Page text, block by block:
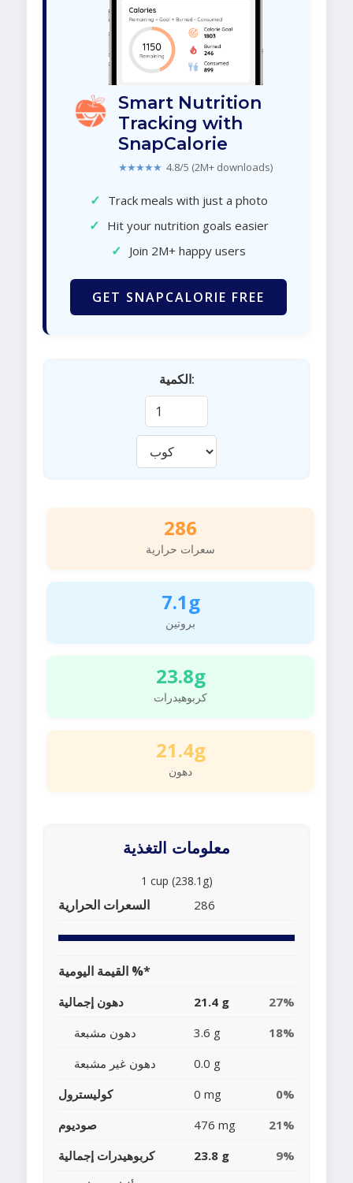
Smart Nutrition
Tracking with
SnapCalorie
★★★★★ 4.8/5 (2M+ downloads)
✓ Track meals with just a photo
✓ Hit your nutrition goals easier
✓ Join 2M+ happy users
GET SNAPCALORIE FREE
الكمية:
286
سعرات حرارية
7.1g
بروتين
23.8g
كربوهيدرات
21.4g
دهون
معلومات التغذية
1 cup (238.1g)
السعرات الحرارية 286
القيمة اليومية %*
دهون إجمالية 21.4 g
27%
دهون مشبعة
3.6 g
18%
دهون غير مشبعة
0.0 g
كوليسترول
0 mg
0%
صوديوم
476 mg
21%
كربوهيدرات إجمالية
23.8 g
9%